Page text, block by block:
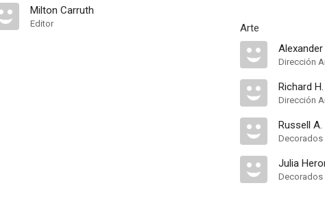
Milton Carruth
Editor
Arte
Dirección
Richard
Dirección
Russell
Decorados
Julia
Decorados